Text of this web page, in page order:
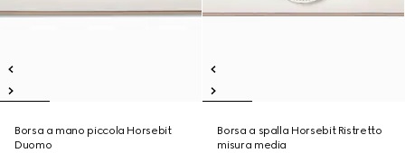
Borsa a mano piccola Horsebit
Duomo
Borsa a spalla Horsebit Ristretto
misura media